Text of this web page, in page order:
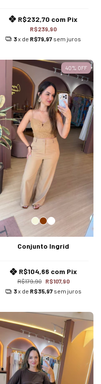
R$239,90
R$232,70 com Pix
3x de R$79,97 sem juros
40% OFF
Conjunto Ingrid
R$179,90 R$107,90
R$104,66 com Pix
3x de R$35,97 sem juros